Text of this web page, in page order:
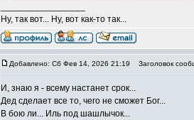
Ну, так вот... Ну, вот как-то так...
Добавлено: Сб Фев 14, 2026 21:19 Заголовок
И, знаю я - всему настанет срок...
Дед сделает все то, чего не сможет Бог...
В бою ли... Иль под шашлычок...